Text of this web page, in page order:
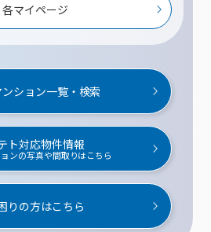
各マイページ
ション一覧・検索
ト対応物件情報
ンの写真や間取りはこちら
りの方はこちら